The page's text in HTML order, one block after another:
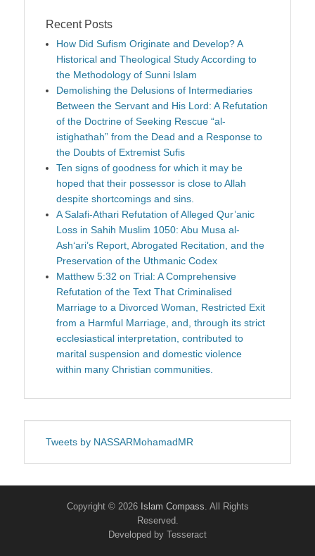
Recent Posts
How Did Sufism Originate and Develop? A
Historical and Theological Study According to
the Methodology of Sunni Islam
Demolishing the Delusions of Intermediaries
Between the Servant and His Lord: A Refutation
of the Doctrine of Seeking Rescue “al-
istighathah” from the Dead and a Response to
the Doubts of Extremist Sufis
Ten signs of goodness for which it may be
hoped that their possessor is close to Allah
despite shortcomings and sins.
A Salafi-Athari Refutation of Alleged Qur’anic
Loss in Sahih Muslim 1050: Abu Musa al-
Ash‘ari’s Report, Abrogated Recitation, and the
Preservation of the Uthmanic Codex
Matthew 5:32 on Trial: A Comprehensive
Refutation of the Text That Criminalised
Marriage to a Divorced Woman, Restricted Exit
from a Harmful Marriage, and, through its strict
ecclesiastical interpretation, contributed to
marital suspension and domestic violence
within many Christian communities.
Tweets by NASSARMohamadMR
Copyright © 2026 Islam Compass . All Rights
Reserved.
Developed by Tesseract